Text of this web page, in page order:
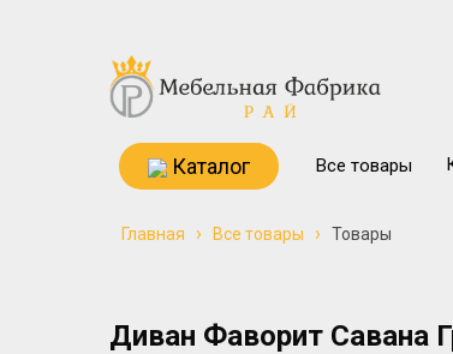
Все товары
Каталог
Главная › Все товары › Товары
Диван Фаворит Савана